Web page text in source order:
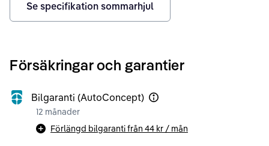
Se specifikation sommarhjul
Försäkringar och garantier
Bilgaranti (AutoConcept)
12 månader
Förlängd bilgaranti från 44 kr / mån